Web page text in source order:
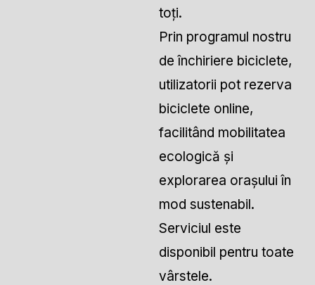
toți.
Prin programul nostru
de închiriere biciclete,
utilizatorii pot rezerva
biciclete online,
facilitând mobilitatea
ecologică și
explorarea orașului în
mod sustenabil.
Serviciul este
disponibil pentru toate
vârstele.